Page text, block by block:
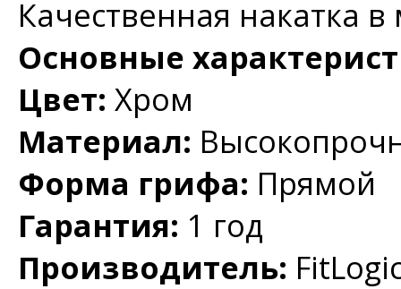
Качественная накатка в
Основные
Цвет: Хром
Материал:
Форма грифа: Прямой
Гарантия: 1 год
Производитель: